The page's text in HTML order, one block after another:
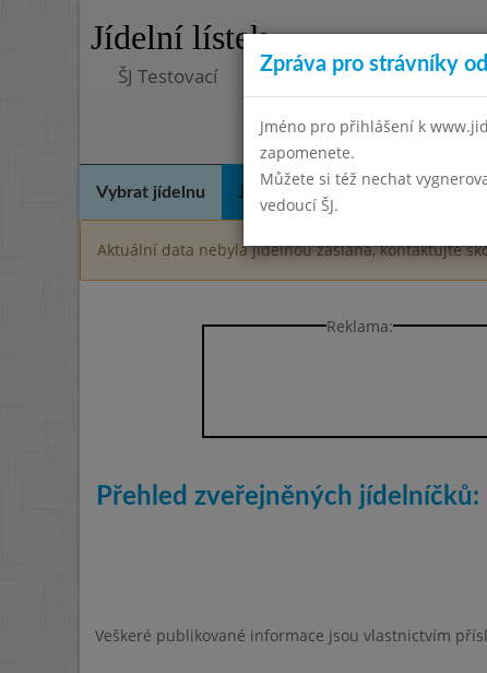
Jídelní lístek
ŠJ Testovací
Vybrat jídelnu Jídelní lístek Historie
Aktuální data nebyla jídelnou zaslána, kontaktujte
Reklama:
Přehled zveřejněných jídelníčků:
Veškeré publikované informace jsou vlastnictvím
Zpráva pro strávníky
Jméno pro přihlášení k
zapomenete.
Můžete si též nechat
vedoucí ŠJ.